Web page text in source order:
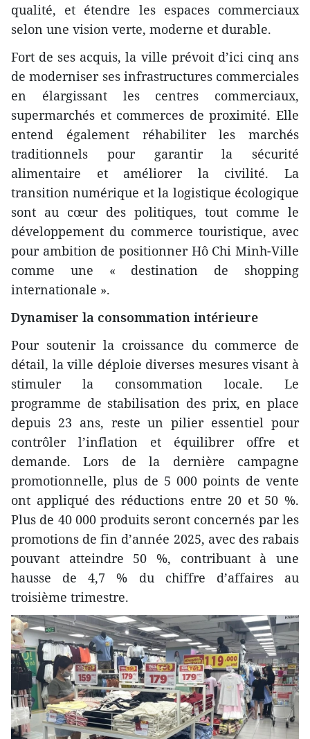
qualité, et étendre les espaces commerciaux
selon une vision verte, moderne et durable.
Fort de ses acquis, la ville prévoit d’ici cinq ans
de moderniser ses infrastructures commerciales
en élargissant les centres commerciaux,
supermarchés et commerces de proximité. Elle
entend également réhabiliter les marchés
traditionnels pour garantir la sécurité
alimentaire et améliorer la civilité. La
transition numérique et la logistique écologique
sont au cœur des politiques, tout comme le
développement du commerce touristique, avec
pour ambition de positionner Hô Chi Minh-Ville
comme une « destination de shopping
internationale ».
Dynamiser la consommation intérieure
Pour soutenir la croissance du commerce de
détail, la ville déploie diverses mesures visant à
stimuler la consommation locale. Le
programme de stabilisation des prix, en place
depuis 23 ans, reste un pilier essentiel pour
contrôler l’inflation et équilibrer offre et
demande. Lors de la dernière campagne
promotionnelle, plus de 5 000 points de vente
ont appliqué des réductions entre 20 et 50 %.
Plus de 40 000 produits seront concernés par les
promotions de fin d’année 2025, avec des rabais
pouvant atteindre 50 %, contribuant à une
hausse de 4,7 % du chiffre d’affaires au
troisième trimestre.